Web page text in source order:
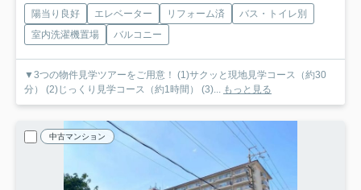
陽当り良好 エレベーター リフォーム済
バス・トイレ別
室内洗濯機置場
バルコニー
▼3つの物件見学ツアーをご用意！ (1)サクッと現地見学コース（約30
分） (2)じっくり見学コース（約1時間） (3)... もっと見る
中古マンション